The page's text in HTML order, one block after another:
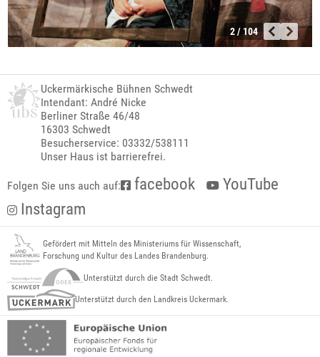
2 / 104
Uckermärkische Bühnen Schwedt
Intendant: André Nicke
Berliner Straße 46/48
16303 Schwedt
Besucherservice: 03332/538111
Unser Haus ist barrierefrei.
Folgen Sie uns auch auf: facebook
YouTube
Instagram
Gefördert mit Mitteln des Ministeriums für Wissenschaft,
Forschung und Kultur des Landes Brandenburg.
Unterstützt durch die Stadt Schwedt.
Unterstützt durch den Landkreis Uckermark.